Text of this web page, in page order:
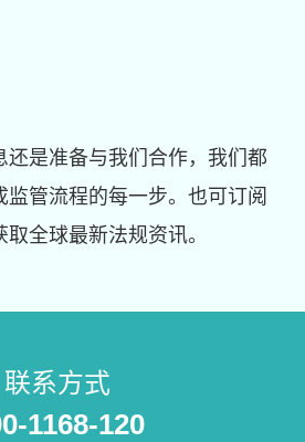
还是准备与我们合作，我们都
管流程的每一步。也可订阅
全球最新法规资讯。
联系方式
1168-120